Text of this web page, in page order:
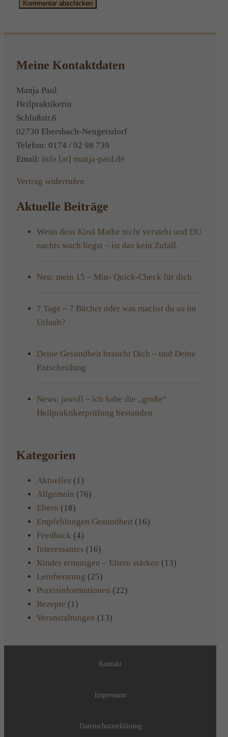
Meine Kontaktdaten
Manja Paul
Heilpraktikerin
Schloßstr.6
02730 Ebersbach-Neugersdorf
Telefon: 0174 / 92 98 739
Email: info [at] manja-paul.de
Vertrag widerrufen
Aktuelle Beiträge
Wenn dein Kind Mathe nicht versteht und DU
nachts wach liegst – ist das kein Zufall.
Neu: mein 15 – Min- Quick-Check für dich
7 Tage – 7 Bücher oder was machst du so im
Urlaub?
Deine Gesundheit braucht Dich – und Deine
Entscheidung
News: jawoll – ich habe die „große“
Heilpraktikerprüfung bestanden
Kategorien
Aktuelles (1)
Allgemein (76)
Eltern (18)
Empfehlungen Gesundheit (16)
Feedback (4)
Interessantes (16)
Kinder ermutigen – Eltern stärken (13)
Lernberatung (25)
Praxisinformationen (22)
Rezepte (1)
Veranstaltungen (13)
Kontakt
Impressum
Datenschutzerklärung